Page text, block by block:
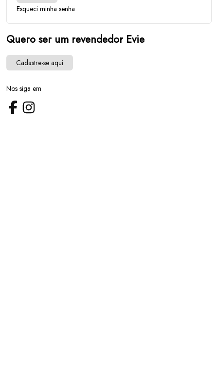
Esqueci minha senha
Quero ser um revendedor Evie
Cadastre-se aqui
Nos siga em